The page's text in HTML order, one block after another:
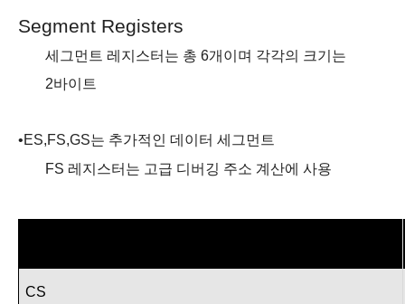
Segment Registers
세그먼트 레지스터는 총 6개이며 각각의 크기는
2바이트
•ES,FS,GS는 추가적인 데이터 세그먼트
FS 레지스터는 고급 디버깅 주소 계산에 사용
CS